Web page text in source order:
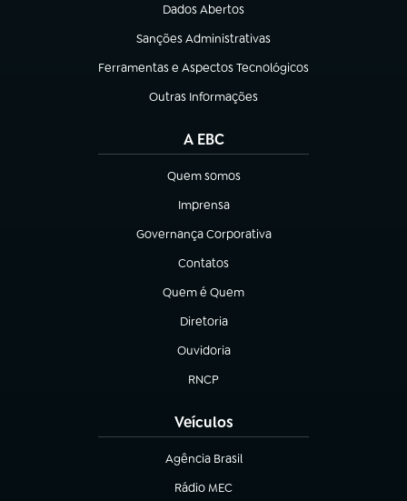
Dados Abertos
(abre em nova aba)
Sanções Administrativas
(abre em nova aba)
Ferramentas e Aspectos Tecnológicos
(abre em nova aba)
Outras Informações
(abre em nova aba)
A EBC
Quem somos
(abre em nova aba)
Imprensa
(abre em nova aba)
Governança Corporativa
(abre em nova aba)
Contatos
(abre em nova aba)
Quem é Quem
(abre em nova aba)
Diretoria
(abre em nova aba)
Ouvidoria
(abre em nova aba)
RNCP
(abre em nova aba)
Veículos
Agência Brasil
(abre em nova aba)
Rádio MEC